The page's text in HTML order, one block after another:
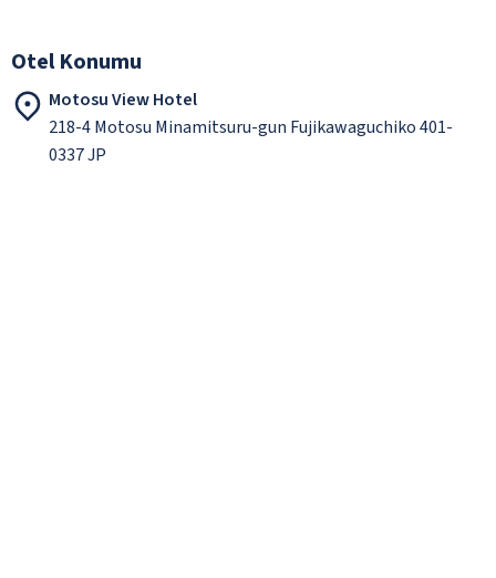
Otel Konumu
Motosu View Hotel
218-4 Motosu Minamitsuru-gun Fujikawaguchiko 401-
0337 JP